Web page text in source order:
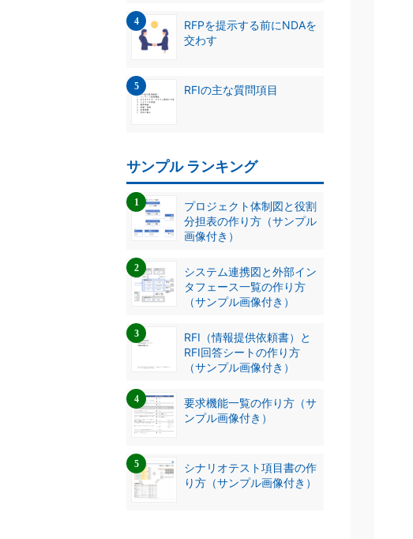
RFPを提示する前にNDAを
交わす
RFIの主な質問項目
サンプル ランキング
プロジェクト体制図と役割
分担表の作り方（サンプル
画像付き）
システム連携図と外部イン
タフェース一覧の作り方
（サンプル画像付き）
RFI（情報提供依頼書）と
RFI回答シートの作り方
（サンプル画像付き）
要求機能一覧の作り方（サ
ンプル画像付き）
シナリオテスト項目書の作
り方（サンプル画像付き）